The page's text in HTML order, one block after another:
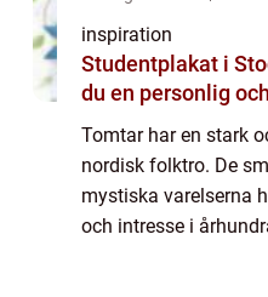
inspiration
Studentplakat i
du en personlig
Tomtar har en stark
nordisk folktro. De
mystiska varelserna
och intresse i